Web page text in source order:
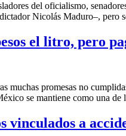
del oficialismo, senadores
Nicolás Maduro–,
el litro, pero
promesas no
se mantiene como una
vinculados a